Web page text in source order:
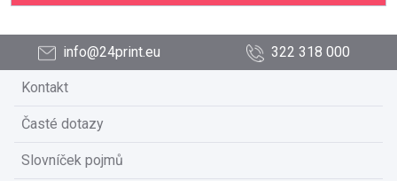
info@24print.eu 322 318 000
Kontakt
Časté dotazy
Slovníček pojmů